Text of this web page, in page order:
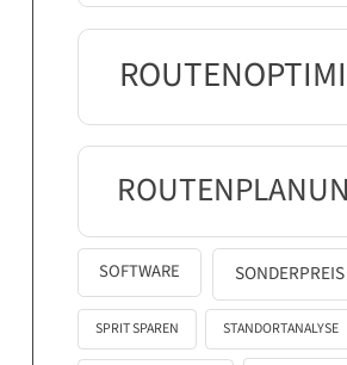
SOFTWARE SONDERPREIS
SPRIT SPAREN STANDORTANALYSE